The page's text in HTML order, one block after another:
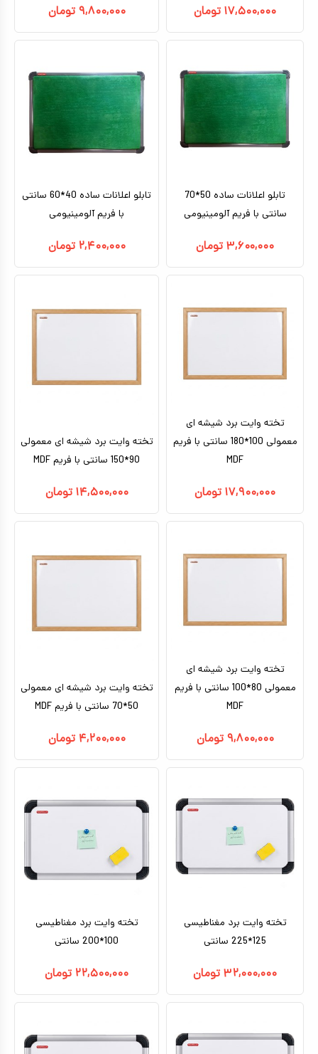
۱۷,۵۰۰,۰۰۰ تومان ۹,۸۰۰,۰۰۰ تومان
تابلو اعلانات ساده 50*70
سانتی با فریم آلومینیومی
۳,۶۰۰,۰۰۰ تومان
تابلو اعلانات ساده 40*60 سانتی
با فریم آلومینیومی
۲,۴۰۰,۰۰۰ تومان
تخته وایت برد شیشه ای
معمولی 100*180 سانتی با فریم
MDF
۱۷,۹۰۰,۰۰۰ تومان
تخته وایت برد شیشه ای معمولی
90*150 سانتی با فریم MDF
۱۴,۵۰۰,۰۰۰ تومان
تخته وایت برد شیشه ای
معمولی 80*100 سانتی با فریم
MDF
۹,۸۰۰,۰۰۰ تومان
تخته وایت برد شیشه ای معمولی
50*70 سانتی با فریم MDF
۴,۲۰۰,۰۰۰ تومان
تخته وایت برد مغناطیسی
125*225 سانتی
۳۲,۰۰۰,۰۰۰ تومان
تخته وایت برد مغناطیسی
100*200 سانتی
۲۲,۵۰۰,۰۰۰ تومان